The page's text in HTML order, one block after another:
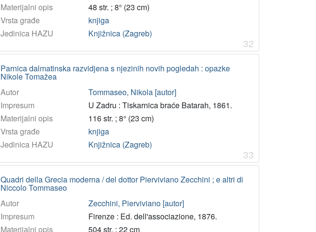
Materijalni opis
48 str. ; 8° (23 cm)
Vrsta građe
knjiga
Jedinica HAZU
Knjižnica (Zagreb)
32
Parnica dalmatinska razvidjena s njezinih novih pogledah : opazke
Nikole Tomažea
Autor
Tommaseo, Nikola [autor]
Impresum
U Zadru : Tiskarnica braće Batarah, 1861.
Materijalni opis
116 str. ; 8° (23 cm)
Vrsta građe
knjiga
Jedinica HAZU
Knjižnica (Zagreb)
33
Quadri della Grecia moderna / del dottor Pierviviano Zecchini ; e altri di
Niccolo Tommaseo
Autor
Zecchini, Pierviviano [autor]
Impresum
Firenze : Ed. dell'associazione, 1876.
Materijalni opis
504 str. ; 22 cm